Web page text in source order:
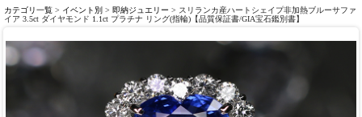
カテゴリ一覧 > イベント別 > 即納ジュエリー > スリランカ産ハートシェイプ非加熱ブルーサファ
イア 3.5ct ダイヤモンド 1.1ct プラチナ リング(指輪)【品質保証書/GIA宝石鑑別書】